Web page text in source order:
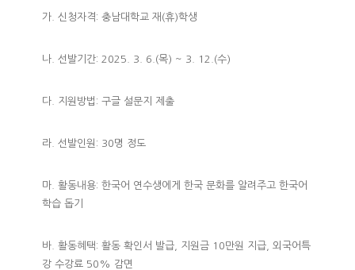
가. 신청자격: 충남대학교 재(휴)학생
나. 선발기간: 2025. 3. 6.(목) ~ 3. 12.(수)
다. 지원방법: 구글 설문지 제출
라. 선발인원: 30명 정도
마. 활동내용: 한국어 연수생에게 한국 문화를 알려주고 한국어
학습 돕기
바. 활동혜택: 활동 확인서 발급, 지원금 10만원 지급, 외국어특
강 수강료 50% 감면